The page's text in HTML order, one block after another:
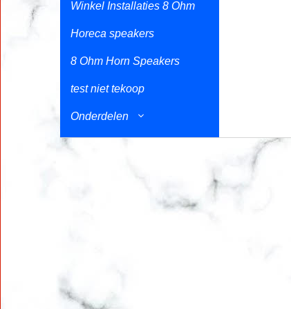
Winkel Installaties 8 Ohm
Horeca speakers
8 Ohm Horn Speakers
test niet tekoop
Onderdelen